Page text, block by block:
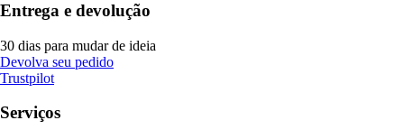
Entrega e devolução
30 dias para mudar de ideia
Devolva seu pedido
Trustpilot
Serviços